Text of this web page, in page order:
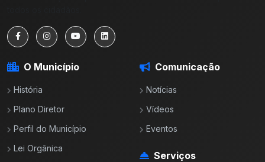
O Município
História
Plano Diretor
Perfil do Município
Lei Orgânica
Comunicação
Notícias
Vídeos
Eventos
Serviços